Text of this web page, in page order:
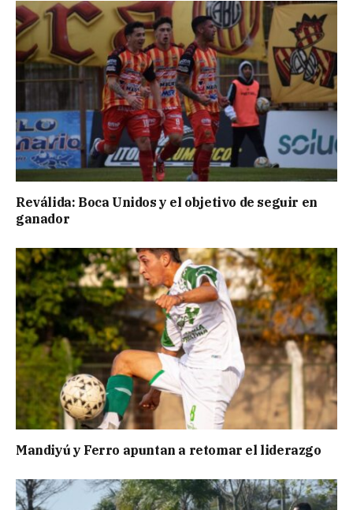
Reválida: Boca Unidos y el objetivo de seguir en
ganador
Mandiyú y Ferro apuntan a retomar el liderazgo